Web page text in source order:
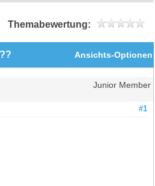
Themabewertung:
Ansichts-Optionen
Junior Member
#1